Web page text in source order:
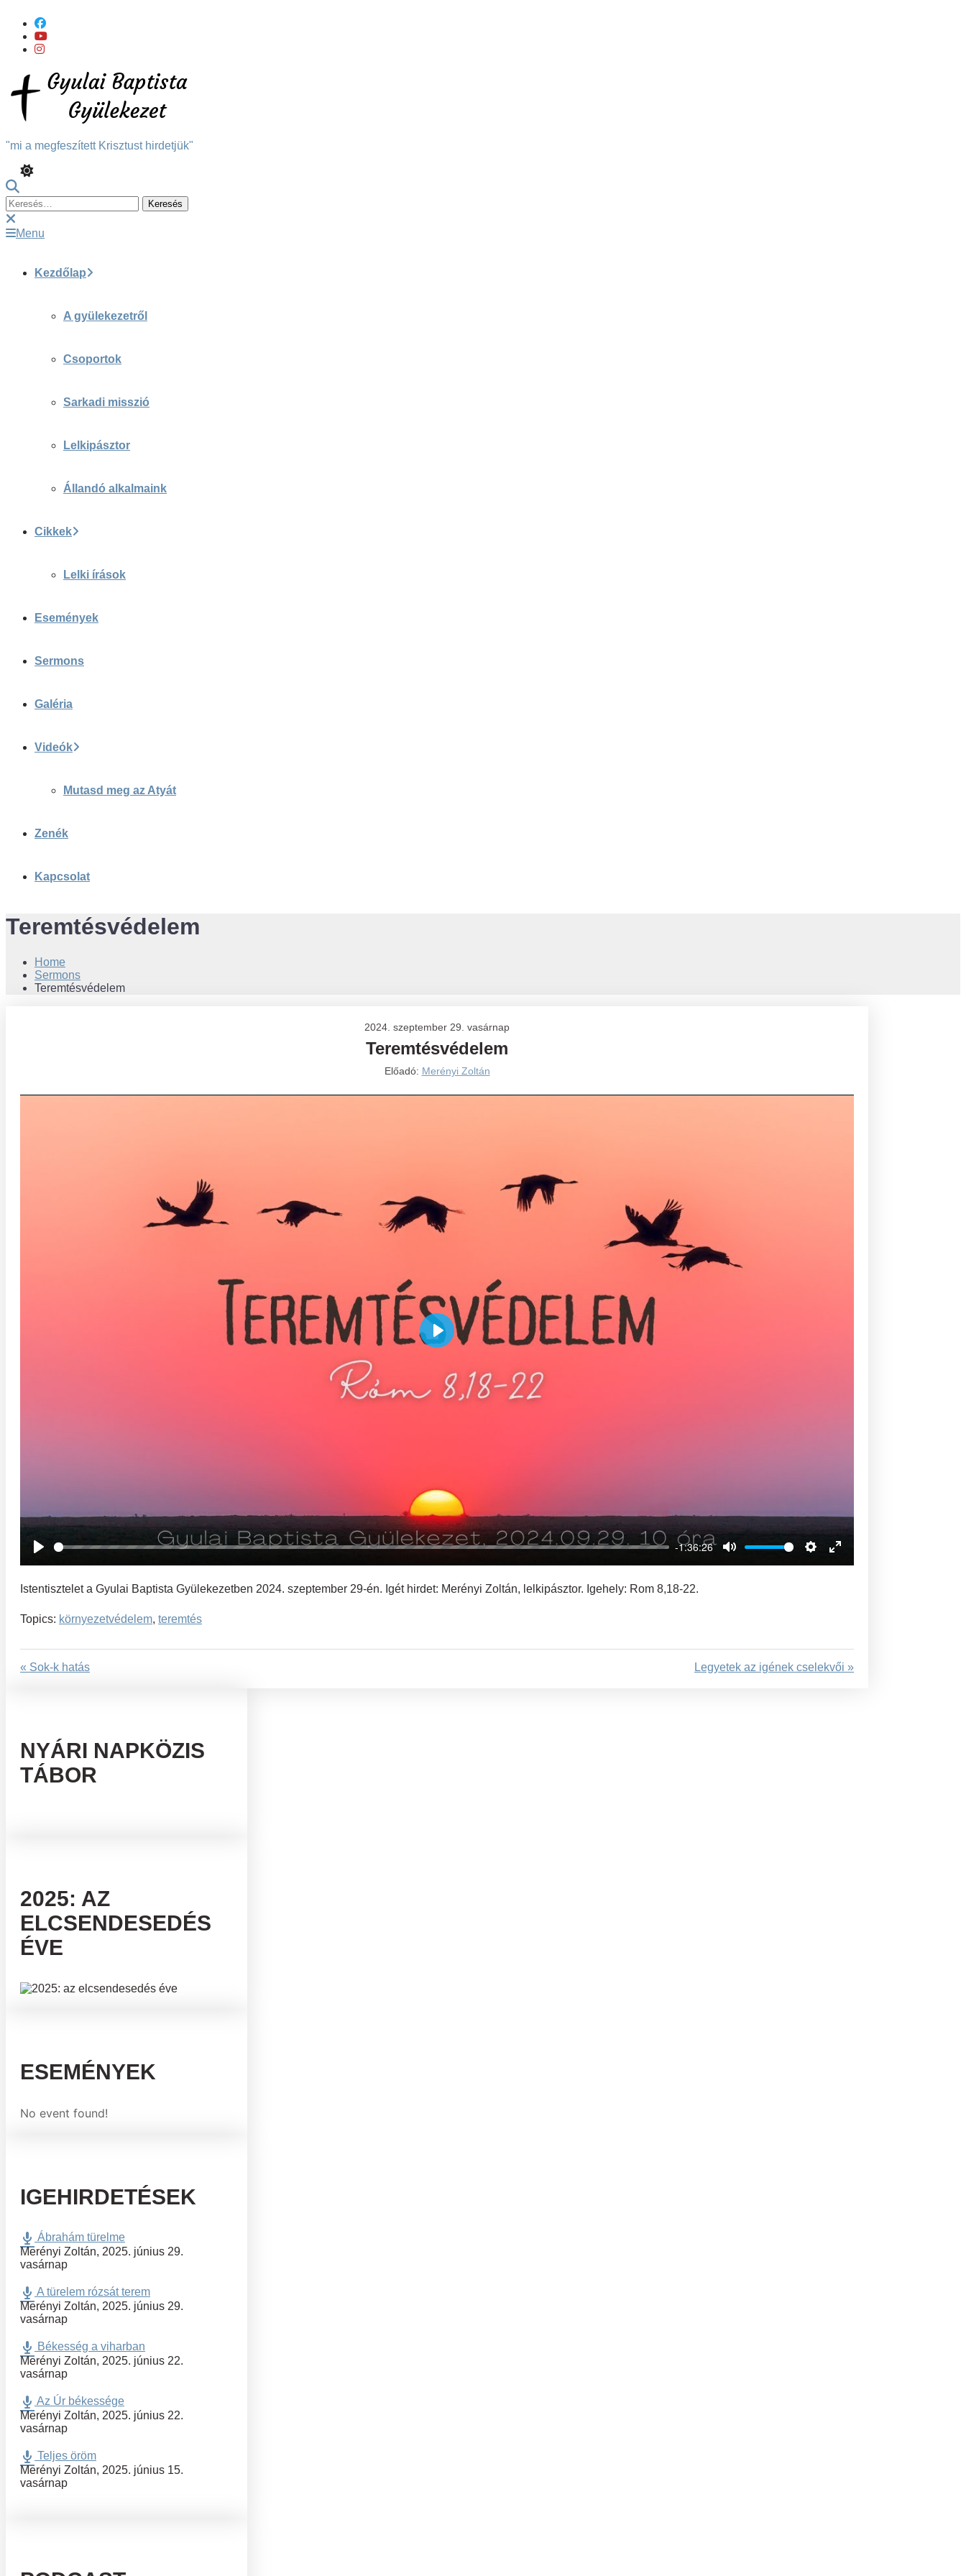
Content
"mi a megfeszített Krisztust hirdetjük"
Keresés:
Menu
Kezdőlap
A gyülekezetről
Csoportok
Sarkadi misszió
Lelkipásztor
Állandó alkalmaink
Cikkek
Lelki írások
Események
Sermons
Galéria
Videók
Mutasd meg az Atyát
Zenék
Kapcsolat
Teremtésvédelem
Home
Sermons
Teremtésvédelem
2024. szeptember 29. vasárnap
Teremtésvédelem
Előadó: Merényi Zoltán
Play
-1:36:26
Mute Settings
Enter
Play
Istentisztelet a Gyulai Baptista Gyülekezetben 2024. szeptember 29-én. Igét hirdet: Merényi Zoltán, lelkipásztor. Igehely: Rom 8,18-22.
Topics: környezetvédelem, teremtés
« Sok-k hatás Legyetek az igének cselekvői »
NYÁRI NAPKÖZIS
TÁBOR
2025: AZ
ELCSENDESEDÉS
ÉVE
ESEMÉNYEK
No event found!
IGEHIRDETÉSEK
Ábrahám türelme
Merényi Zoltán, 2025. június 29.
vasárnap
A türelem rózsát terem
Merényi Zoltán, 2025. június 29.
vasárnap
Békesség a viharban
Merényi Zoltán, 2025. június 22.
vasárnap
Az Úr békessége
Merényi Zoltán, 2025. június 22.
vasárnap
Teljes öröm
Merényi Zoltán, 2025. június 15.
vasárnap